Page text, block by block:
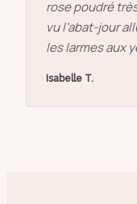
rose poudré
vu l’abat-jour
les larmes aux
Isabelle T.